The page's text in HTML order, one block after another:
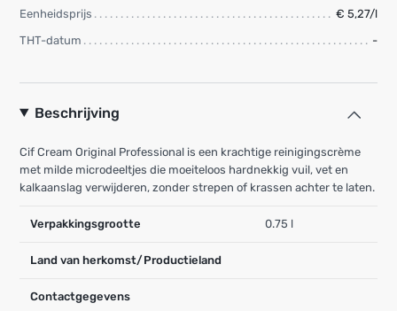
Eenheidsprijs
€ 5,27/l
THT-datum
-
Beschrijving
Cif Cream Original Professional is een krachtige reinigingscrème
met milde microdeeltjes die moeiteloos hardnekkig vuil, vet en
kalkaanslag verwijderen, zonder strepen of krassen achter te laten.
Verpakkingsgrootte 0.75 l
Land van herkomst/Productieland
Contactgegevens